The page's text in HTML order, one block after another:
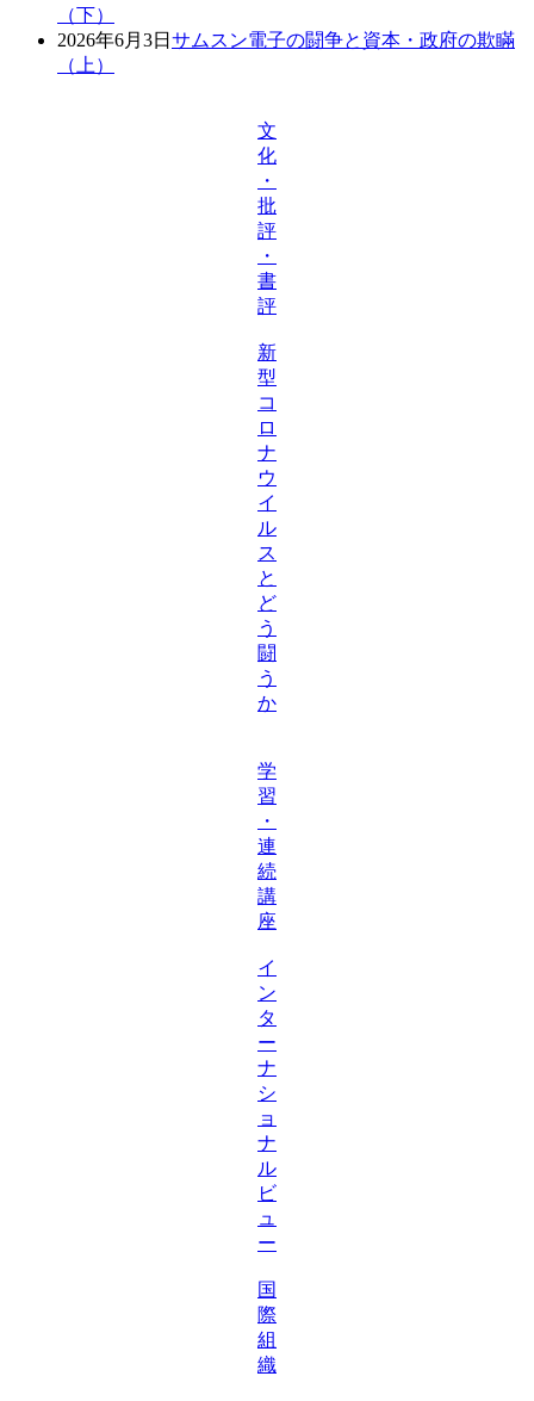
（下）
2026年6月3日 サムスン電子の闘争と資本・政府の欺瞞
（上）
文
化
・
批
評
・
書
評
新
型
コ
ロ
ナ
ウ
イ
ル
ス
と
ど
う
闘
う
か
学
習
・
連
続
講
座
イ
ン
タ
ー
ナ
シ
ョ
ナ
ル
ビ
ュ
ー
国
際
組
織